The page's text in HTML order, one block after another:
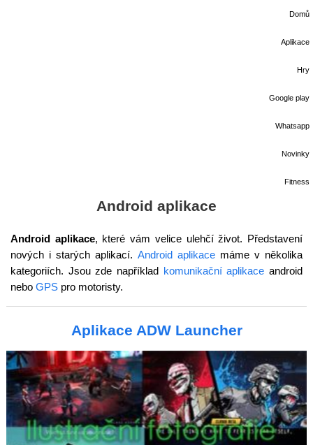
Domů
Aplikace
Hry
Google play
Whatsapp
Novinky
Fitness
Android aplikace
Android aplikace, které vám velice ulehčí život. Představení
nových i starých aplikací. Android aplikacemáme v několika
kategoriích. Jsou zde například komunikační aplikace android
nebo GPSpro motoristy.
Aplikace ADW Launcher